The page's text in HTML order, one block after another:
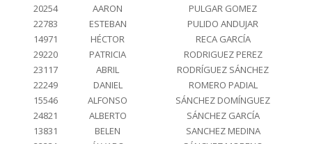
20254
AARON
PULGAR GOMEZ
22783
ESTEBAN
PULIDO ANDUJAR
14971
HÉCTOR
RECA GARCÍA
29220
PATRICIA
RODRIGUEZ PEREZ
23117
ABRIL
RODRÍGUEZ SÁNCHEZ
22249
DANIEL
ROMERO PADIAL
15546
ALFONSO
SÁNCHEZ DOMÍNGUEZ
24821
ALBERTO
SÁNCHEZ GARCÍA
13831
BELEN
SANCHEZ MEDINA